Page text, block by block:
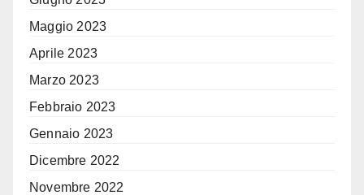
Maggio 2023
Aprile 2023
Marzo 2023
Febbraio 2023
Gennaio 2023
Dicembre 2022
Novembre 2022